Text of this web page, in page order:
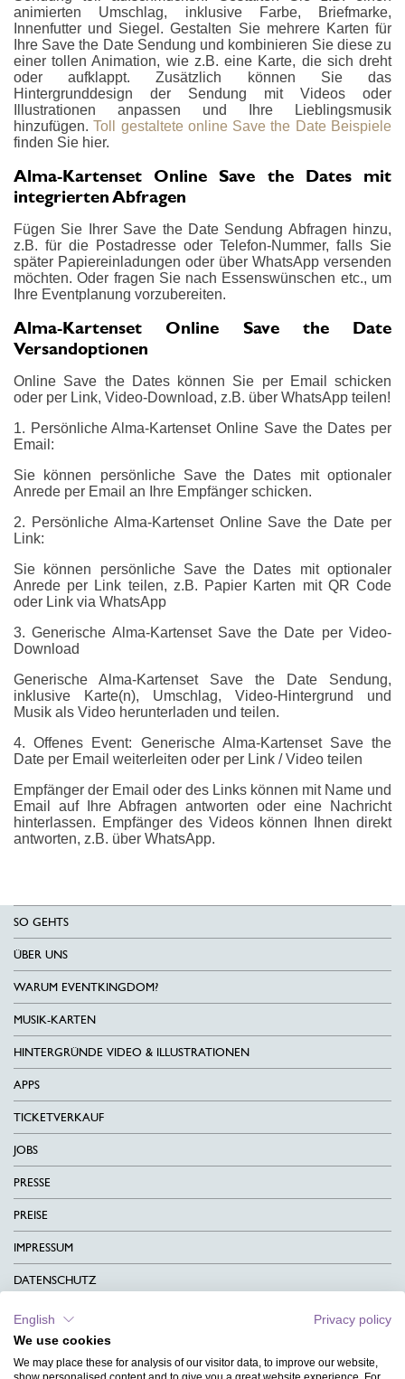
animierten Umschlag, inklusive Farbe, Briefmarke,
Innenfutter und Siegel. Gestalten Sie mehrere Karten für
Ihre Save the Date Sendung und kombinieren Sie diese zu
einer tollen Animation, wie z.B. eine Karte, die sich dreht
oder aufklappt. Zusätzlich können Sie das
Hintergrunddesign der Sendung mit Videos oder
Illustrationen anpassen und Ihre Lieblingsmusik
hinzufügen.Toll gestaltete online Save the Date Beispiele
finden Sie hier.
Alma-Kartenset Online Save the Dates mit
integrierten Abfragen
Fügen Sie Ihrer Save the Date Sendung Abfragen hinzu,
z.B. für die Postadresse oder Telefon-Nummer, falls Sie
später Papiereinladungen oder über WhatsApp versenden
möchten. Oder fragen Sie nach Essenswünschen etc., um
Ihre Eventplanung vorzubereiten.
Alma-Kartenset Online Save the Date
Versandoptionen
Online Save the Dates können Sie per Email schicken
oder per Link, Video-Download, z.B. über WhatsApp teilen!
1. Persönliche Alma-Kartenset Online Save the Dates per
Email:
Sie können persönliche Save the Dates mit optionaler
Anrede per Email an Ihre Empfänger schicken.
2. Persönliche Alma-Kartenset Online Save the Date per
Link:
Sie können persönliche Save the Dates mit optionaler
Anrede per Link teilen, z.B. Papier Karten mit QR Code
oder Link via WhatsApp
3. Generische Alma-Kartenset Save the Date per Video-
Download
Generische Alma-Kartenset Save the Date Sendung,
inklusive Karte(n), Umschlag, Video-Hintergrund und
Musik als Video herunterladen und teilen.
4. Offenes Event: Generische Alma-Kartenset Save the
Date per Email weiterleiten oder per Link / Video teilen
Empfänger der Email oder des Links können mit Name und
Email auf Ihre Abfragen antworten oder eine Nachricht
hinterlassen. Empfänger des Videos können Ihnen direkt
antworten, z.B. über WhatsApp.
SO GEHTS
ÜBER UNS
WARUM EVENTKINGDOM?
MUSIK-KARTEN
HINTERGRÜNDE VIDEO & ILLUSTRATIONEN
APPS
TICKETVERKAUF
JOBS
PRESSE
PREISE
IMPRESSUM
DATENSCHUTZ
KONTAKT
AGB
English
Privacy policy
We use cookies
We may place these for analysis of our visitor data, to improve our website,